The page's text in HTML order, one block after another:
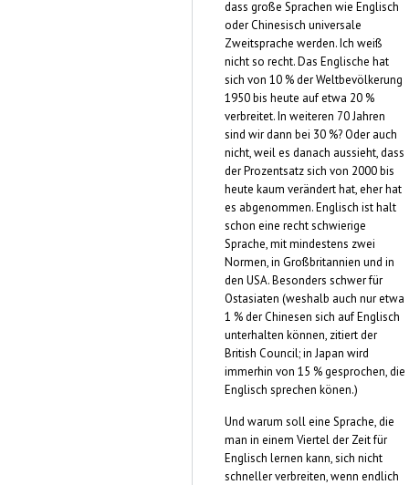
dass große Sprachen wie Englisch
oder Chinesisch universale
Zweitsprache werden. Ich weiß
nicht so recht. Das Englische hat
sich von 10 % der Weltbevölkerung
1950 bis heute auf etwa 20 %
verbreitet. In weiteren 70 Jahren
sind wir dann bei 30 %? Oder auch
nicht, weil es danach aussieht, dass
der Prozentsatz sich von 2000 bis
heute kaum verändert hat, eher hat
es abgenommen. Englisch ist halt
schon eine recht schwierige
Sprache, mit mindestens zwei
Normen, in Großbritannien und in
den USA. Besonders schwer für
Ostasiaten (weshalb auch nur etwa
1 % der Chinesen sich auf Englisch
unterhalten können, zitiert der
British Council; in Japan wird
immerhin von 15 % gesprochen, die
Englisch sprechen könen.)
Und warum soll eine Sprache, die
man in einem Viertel der Zeit für
Englisch lernen kann, sich nicht
schneller verbreiten, wenn endlich